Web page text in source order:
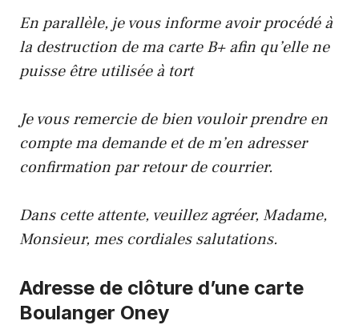
En parallèle, je vous informe avoir procédé à
la destruction de ma carte B+ afin qu’elle ne
puisse être utilisée à tort
Je vous remercie de bien vouloir prendre en
compte ma demande et de m’en adresser
confirmation par retour de courrier.
Dans cette attente, veuillez agréer, Madame,
Monsieur, mes cordiales salutations.
Adresse de clôture d’une carte
Boulanger Oney